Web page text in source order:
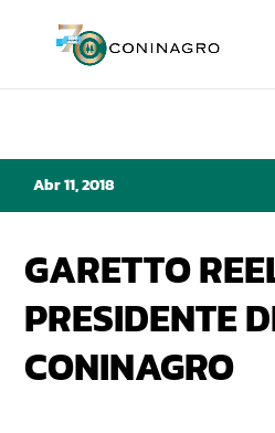
Abr 11, 2018
GARETTO
PRESIDENTE
CONINAGRO